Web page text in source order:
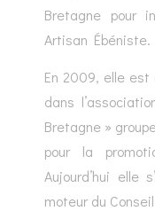
Bretagne pour
Artisan Ébéniste.
En 2009, elle
dans
Bretagne »
pour la
Aujourd’hui elle
moteur du